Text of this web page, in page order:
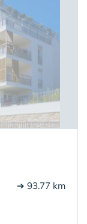
➔ 93.77 km